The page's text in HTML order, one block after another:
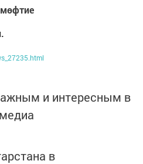
и интересным в
в